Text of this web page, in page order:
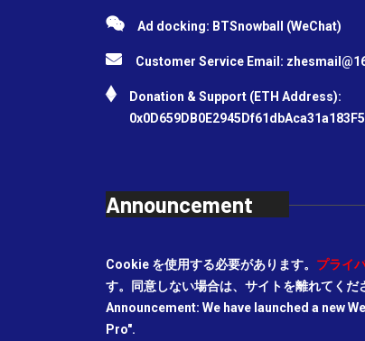
Ad docking: BTSnowball (WeChat)
Customer Service Email:
Donation & Support (ETH Address):
Announcement
Cookie を使用する必要があります。 プライ
す。同意しない場合は、サイトを離れてくだ
Announcement: We have launched a new
Pro".